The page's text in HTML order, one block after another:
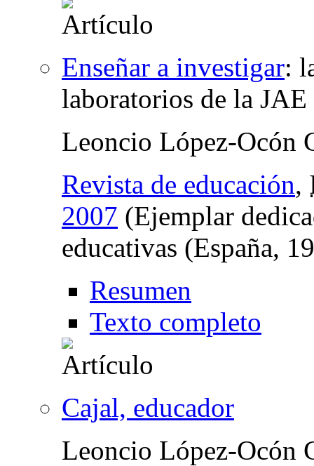
Enseñar a investigar:
laboratorios de la JAE
Leoncio López-Ocón
Revista de educación,
2007 (Ejemplar
educativas (España,
Resumen
Texto completo
Cajal, educador
Leoncio López-Ocón